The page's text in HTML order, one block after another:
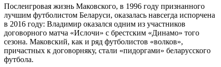
Послеигровая жизнь Маковского, в 1996 году признанного
лучшим футболистом Беларуси, оказалась навсегда испорчена
в 2016 году: Владимир оказался одним из участников
договорного матча «Ислочи» с брестским «Динамо» того
сезона. Маковский, как и ряд футболистов «волков»,
причастных к договорняку, стали «пидоргами» беларусского
футбола.